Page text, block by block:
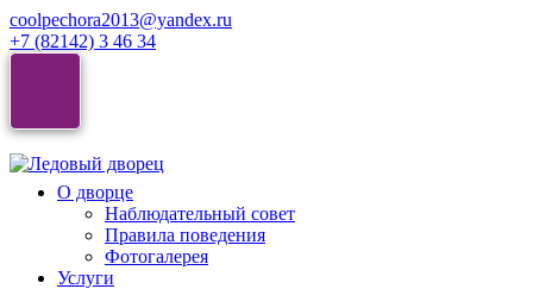
coolpechora2013@yandex.ru
+7 (82142) 3 46 34
О дворце
Наблюдательный совет
Правила поведения
Фотогалерея
Услуги